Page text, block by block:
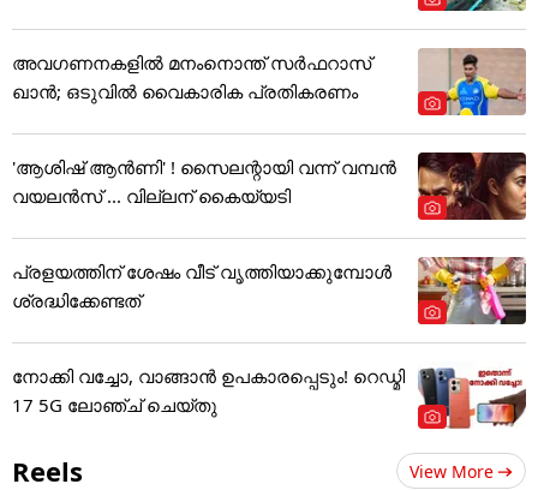
അവഗണനകളില്‍ മനംനൊന്ത് സര്‍ഫറാസ്
ഖാന്‍; ഒടുവില്‍ വൈകാരിക പ്രതികരണം
'ആശിഷ് ആൻണി' ! സൈലന്റായി വന്ന് വമ്പൻ
വയലൻസ് ... വില്ലന് കൈയ്യടി
പ്രളയത്തിന് ശേഷം വീട് വൃത്തിയാക്കുമ്പോൾ
ശ്രദ്ധിക്കേണ്ടത്
നോക്കി വച്ചോ, വാങ്ങാൻ ഉപകാരപ്പെടും! റെഡ്മി
17 5G ലോഞ്ച് ചെയ്തു
Reels View More